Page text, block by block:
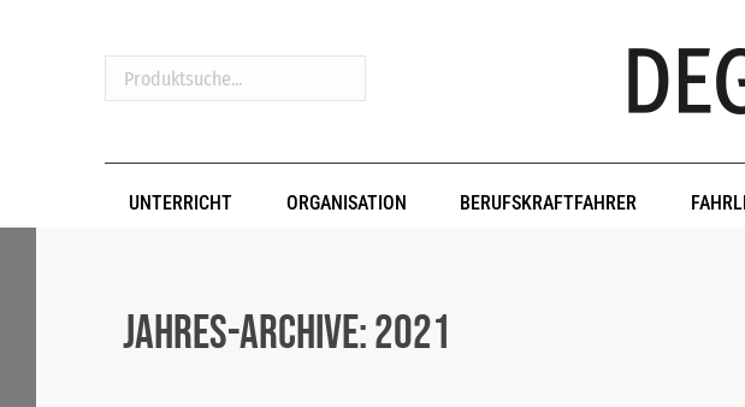
Produktsuche...
UNTERRICHT ORGANISATION BERUFSKRAFTFAHRER
Jahres-Archive:2021